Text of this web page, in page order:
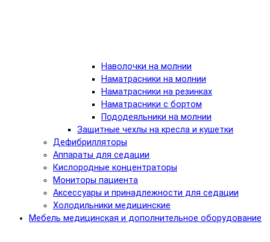
Наволочки на молнии
Наматрасники на молнии
Наматрасники на резинках
Наматрасники с бортом
Пододеяльники на молнии
Защитные чехлы на кресла и кушетки
Дефибрилляторы
Аппараты для седации
Кислородные концентраторы
Мониторы пациента
Аксессуары и принадлежности для седации
Холодильники медицинские
Мебель медицинская и дополнительное оборудование